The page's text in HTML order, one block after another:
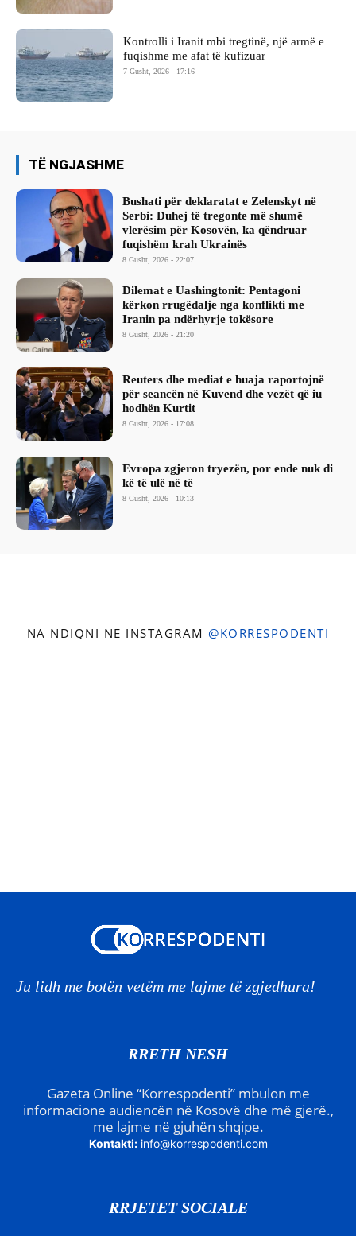
Kontrolli i Iranit mbi tregtinë, një armë e
fuqishme me afat të kufizuar
7 Gusht, 2026 - 17:16
TË NGJASHME
Bushati për deklaratat e Zelenskyt në
Serbi: Duhej të tregonte më shumë
vlerësim për Kosovën, ka qëndruar
fuqishëm krah Ukrainës
8 Gusht, 2026 - 22:07
Dilemat e Uashingtonit: Pentagoni
kërkon rrugëdalje nga konflikti me
Iranin pa ndërhyrje tokësore
8 Gusht, 2026 - 21:20
Reuters dhe mediat e huaja raportojnë
për seancën në Kuvend dhe vezët që iu
hodhën Kurtit
8 Gusht, 2026 - 17:08
Evropa zgjeron tryezën, por ende nuk di
kë të ulë në të
8 Gusht, 2026 - 10:13
NA NDIQNI NË INSTAGRAM @KORRESPODENTI
Ju lidh me botën vetëm me lajme të zgjedhura!
RRETH NESH
Gazeta Online “Korrespodenti” mbulon me
informacione audiencën në Kosovë dhe më gjerë.,
me lajme në gjuhën shqipe.
Kontakti: info@korrespodenti.com
RRJETET SOCIALE